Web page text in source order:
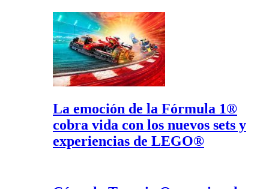
La emoción de la Fórmula 1®
cobra vida con los nuevos sets y
experiencias de LEGO®